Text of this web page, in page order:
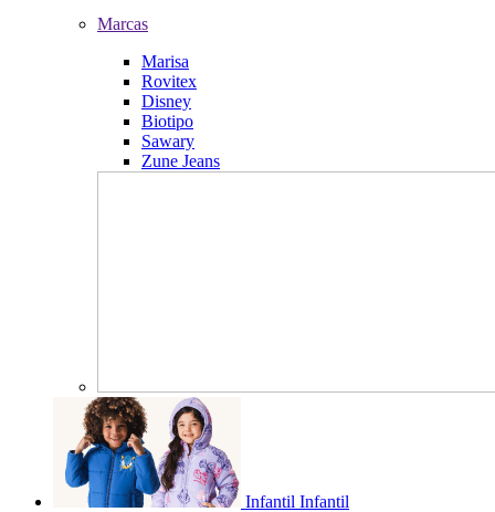
Marcas
Marisa
Rovitex
Disney
Biotipo
Sawary
Zune Jeans
Infantil Infantil